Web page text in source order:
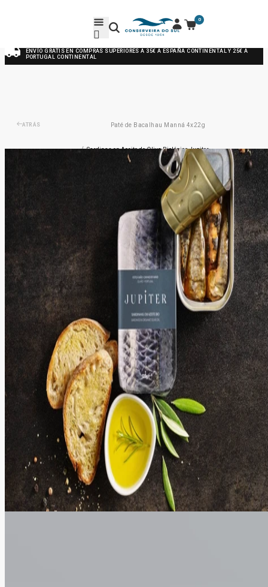
0
ENVÍO GRATIS EN COMPRAS SUPERIORES A 35€ A ESPAÑA CONTINENTAL Y 25€ A
PORTUGAL CONTINENTAL
ATRÁS Paté de Bacalhau Manná 4x22g
/ Sardinas en Aceite de Oliva Biológico Jupiter